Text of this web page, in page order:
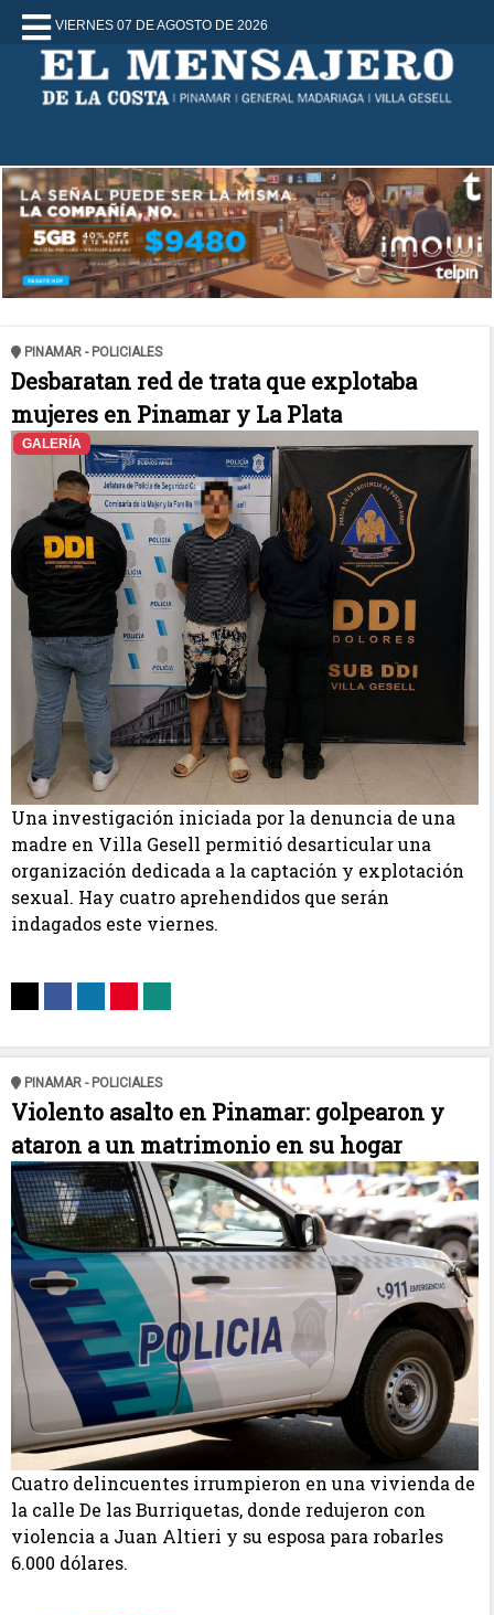
VIERNES 07 DE AGOSTO DE 2026
PINAMAR - POLICIALES
Desbaratan red de trata que explotaba
mujeres en Pinamar y La Plata
GALERÍA
Una investigación iniciada por la denuncia de una
madre en Villa Gesell permitió desarticular una
organización dedicada a la captación y explotación
sexual. Hay cuatro aprehendidos que serán
indagados este viernes.
PINAMAR - POLICIALES
Violento asalto en Pinamar: golpearon y
ataron a un matrimonio en su hogar
Cuatro delincuentes irrumpieron en una vivienda de
la calle De las Burriquetas, donde redujeron con
violencia a Juan Altieri y su esposa para robarles
6.000 dólares.